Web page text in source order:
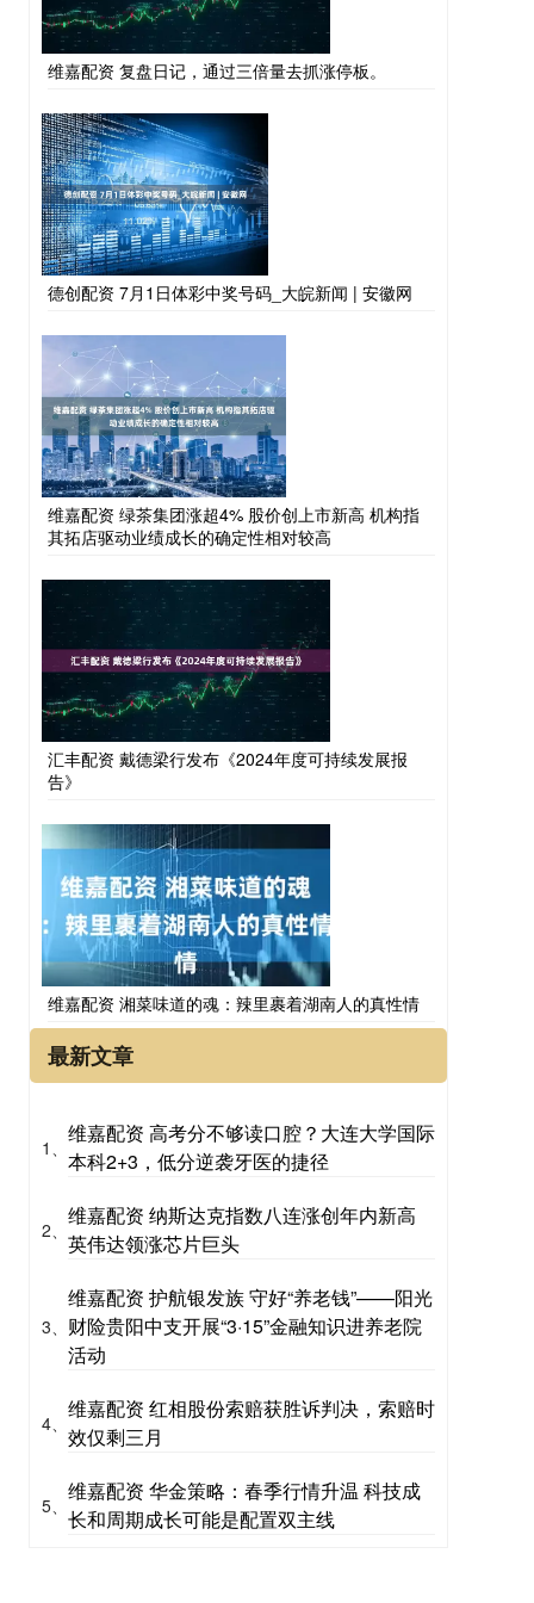
维嘉配资 复盘日记，通过三倍量去抓涨停板。
德创配资 7月1日体彩中奖号码_大皖新闻 | 安徽网
维嘉配资 绿茶集团涨超4% 股价创上市新高 机构指
其拓店驱动业绩成长的确定性相对较高
汇丰配资 戴德梁行发布《2024年度可持续发展报
告》
维嘉配资 湘菜味道的魂：辣里裹着湖南人的真性情
最新文章
1、
维嘉配资 高考分不够读口腔？大连大学国际
本科2+3，低分逆袭牙医的捷径
2、
维嘉配资 纳斯达克指数八连涨创年内新高
英伟达领涨芯片巨头
3、
维嘉配资 护航银发族 守好“养老钱”——阳光
财险贵阳中支开展“3·15”金融知识进养老院
活动
4、
维嘉配资 红相股份索赔获胜诉判决，索赔时
效仅剩三月
5、
维嘉配资 华金策略：春季行情升温 科技成
长和周期成长可能是配置双主线